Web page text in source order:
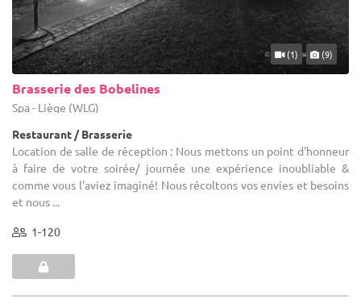
(1) (9)
Brasserie des Bobelines
Spa - Liège (WLG)
Restaurant / Brasserie
Location de salle de réception : Nous mettons un point d'honneur
à faire de votre soirée/ journée une expérience inoubliable &
comme vous l'aviez imaginé! Nous récoltons vos envies et besoins
et nous ...
1-120